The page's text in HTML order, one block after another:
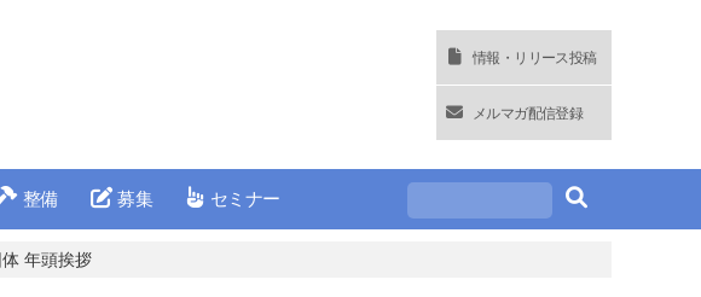
情報・リリース投稿
メルマガ配信登録
整備 募集 セミナー
年頭挨拶